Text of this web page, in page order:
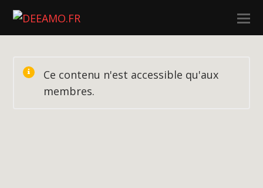
Ce contenu n'est accessible qu'aux
membres.